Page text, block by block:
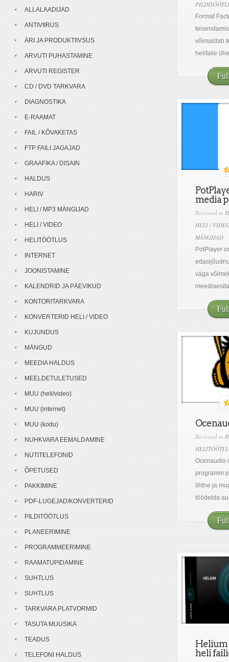
Format
võimaldab
helifaile
media
Reviewed in
HELI /
MÄNGIJAD
PotPlayer
väga
Reviewed in
Ocenaudio
programm
lihtne ja
töödelda
Helium
heli
ALLALAADIJAD
ANTIVIIRUS
ÄRI JA PRODUKTIIVSUS
ARVUTI PUHASTAMINE
ARVUTI REGISTER
CD / DVD TARKVARA
DIAGNOSTIKA
E-RAAMAT
FAIL / KÕVAKETAS
FTP FAILI JAGAJAD
GRAAFIKA / DISAIN
HALDUS
HARIV
HELI / MP3 MÄNGIJAD
HELI / VIDEO
HELITÖÖTLUS
INTERNET
JOONISTAMINE
KALENDRID JA PÄEVIKUD
KONTORITARKVARA
KONVERTERID HELI / VIDEO
KUJUNDUS
MÄNGUD
MEEDIA HALDUS
MEELDETULETUSED
MUU (heli/video)
MUU (internet)
MUU (kodu)
NUHKVARA EEMALDAMINE
NUTITELEFONID
ÕPETUSED
PAKKIMINE
PDF-LUGEJAD/KONVERTERID
PILDITÖÖTLUS
PLANEERIMINE
PROGRAMMEERIMINE
RAAMATUPIDAMINE
SUHTLUS
SUHTLUS
TARKVARA PLATVORMID
TASUTA MUUSIKA
TEADUS
TELEFONI HALDUS